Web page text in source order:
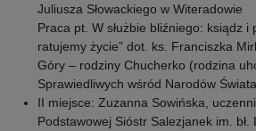
Juliusza Słowackiego w Witeradowie
Praca pt. W służbie bliźniego: ksiądz
ratujemy życie” dot. ks. Franciszka
Góry – rodziny Chucherko (rodzina
Sprawiedliwych wśród Narodów
II miejsce: Zuzanna Sowińska,
Podstawowej Sióstr Salezjanek im. bł.